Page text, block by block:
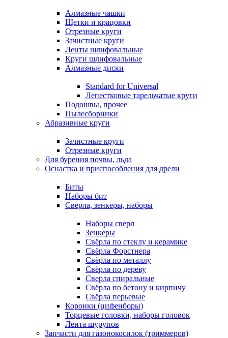
Алмазные чашки
Щетки и крацовки
Отрезные круги
Зачистные круги
Ленты шлифовальные
Круги шлифовальные
Алмазные диски
Standard for Universal
Лепестковые тарельчатые круги
Подошвы, прочее
Пылесборники
Абразивные круги
Зачистные круги
Отрезные круги
Для бурения почвы, льда
Оснастка и приспособления для дрели
Биты
Наборы бит
Сверла, зенкеры, наборы
Наборы сверл
Зенкеры
Свёрла по стеклу и керамике
Свёрла Форстнера
Свёрла по металлу
Свёрла по дереву
Сверла спиральные
Свёрла по бетону и кирпичу
Свёрла перьевые
Коронки (цифенборы)
Торцевые головки, наборы головок
Лента шурупов
Запчасти для газонокосилок (триммеров)